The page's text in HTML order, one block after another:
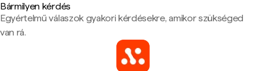
Bármilyen kérdés
Egyértelmű válaszok gyakori kérdésekre, amikor szükséged
van rá.